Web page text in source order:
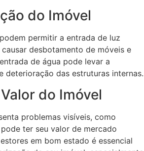
do Imóvel
permitir a entrada de luz
desbotamento de móveis e
de água pode levar a
deterioração das estruturas internas.
do Imóvel
problemas visíveis, como
ter seu valor de mercado
em bom estado é essencial